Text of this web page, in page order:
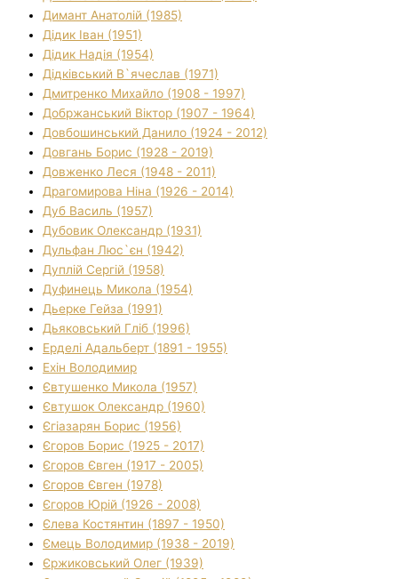
Димант Анатолій (1985)
Дідик Іван (1951)
Дідик Надія (1954)
Дідківський В`ячеслав (1971)
Дмитренко Михайло (1908 - 1997)
Добржанський Віктор (1907 - 1964)
Довбошинський Данило (1924 - 2012)
Довгань Борис (1928 - 2019)
Довженко Леся (1948 - 2011)
Драгомирова Ніна (1926 - 2014)
Дуб Василь (1957)
Дубовик Олександр (1931)
Дульфан Люс`єн (1942)
Дуплій Сергій (1958)
Дуфинець Микола (1954)
Дьерке Гейза (1991)
Дьяковський Гліб (1996)
Ерделі Адальберт (1891 - 1955)
Ехін Володимир
Євтушенко Микола (1957)
Євтушок Олександр (1960)
Єгіазарян Борис (1956)
Єгоров Борис (1925 - 2017)
Єгоров Євген (1917 - 2005)
Єгоров Євген (1978)
Єгоров Юрій (1926 - 2008)
Єлева Костянтин (1897 - 1950)
Ємець Володимир (1938 - 2019)
Єржиковський Олег (1939)